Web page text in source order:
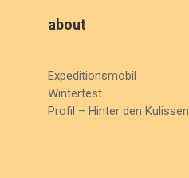
about
Expeditionsmobil
Wintertest
Profil – Hinter den Kulissen